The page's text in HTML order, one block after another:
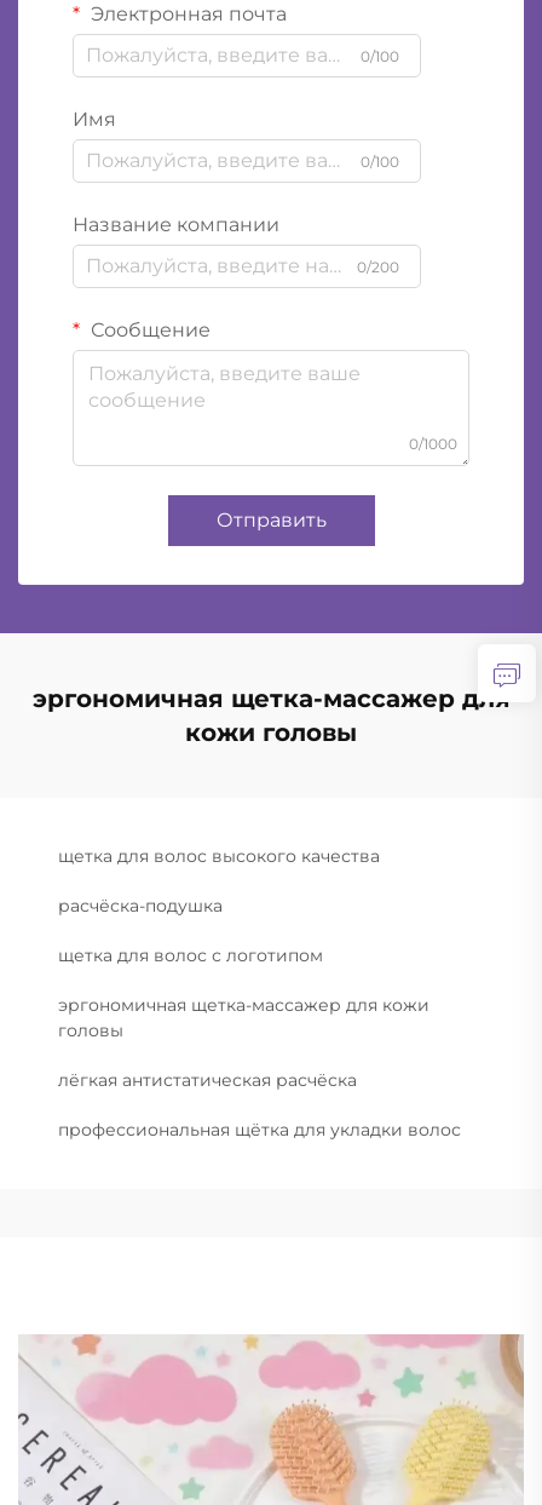
Электронная почта
0/100
Имя
0/100
Название компании
0/200
Сообщение
0/1000
Отправить
эргономичная щетка-массажер для
кожи головы
щетка для волос высокого качества
расчёска-подушка
щетка для волос с логотипом
эргономичная щетка-массажер для кожи
головы
лёгкая антистатическая расчёска
профессиональная щётка для укладки волос